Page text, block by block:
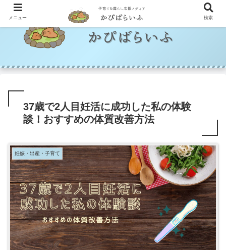
37歳で2人目妊活に成功した私の体験
談！おすすめの体質改善方法
妊娠・出産・子育て
メニュー 検索